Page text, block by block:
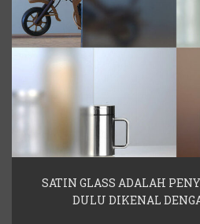
SATIN GLASS ADALAH
DULU DIKENAL